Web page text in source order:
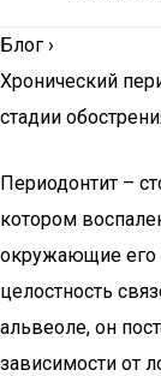
Блог ›
Хронический
стадии
Периодонтит –
котором
окружающие его
целостность
альвеоле, он
зависимости от